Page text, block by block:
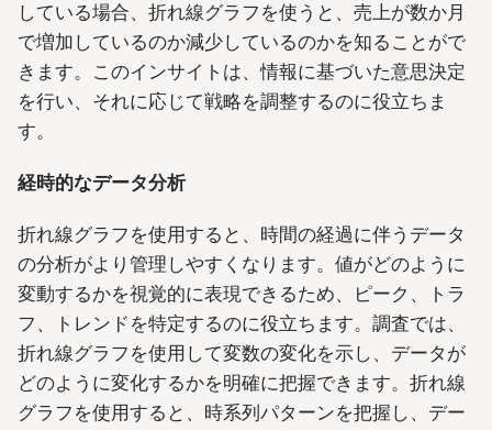
している場合、折れ線グラフを使うと、売上が数か月
で増加しているのか減少しているのかを知ることがで
きます。このインサイトは、情報に基づいた意思決定
を行い、それに応じて戦略を調整するのに役立ちま
す。
経時的なデータ分析
折れ線グラフを使用すると、時間の経過に伴うデータ
の分析がより管理しやすくなります。値がどのように
変動するかを視覚的に表現できるため、ピーク、トラ
フ、トレンドを特定するのに役立ちます。調査では、
折れ線グラフを使用して変数の変化を示し、データが
どのように変化するかを明確に把握できます。折れ線
グラフを使用すると、時系列パターンを把握し、デー